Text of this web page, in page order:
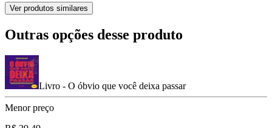
Ver produtos similares
Outras opções desse produto
Livro - O óbvio que você deixa passar
Menor preço